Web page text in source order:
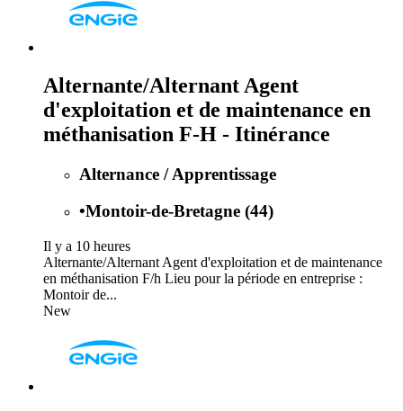
Alternante/Alternant Agent
d'exploitation et de maintenance en
méthanisation F-H - Itinérance
Alternance / Apprentissage
•Montoir-de-Bretagne (44)
Il y a 10 heures
Alternante/Alternant Agent d'exploitation et de maintenance
en méthanisation F/h Lieu pour la période en entreprise :
Montoir de...
New